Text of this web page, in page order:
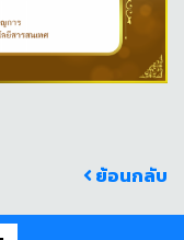
ย้อนกลับ